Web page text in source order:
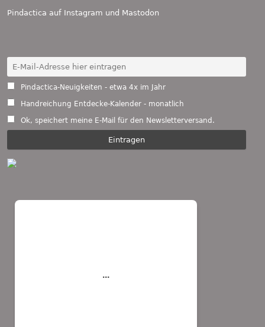
Pindactica auf Instagram und Mastodon
Pindactica-Neuigkeiten - etwa 4x im Jahr
Handreichung Entdecke-Kalender - monatlich
Ok, speichert meine E-Mail für den Newsletterversand.